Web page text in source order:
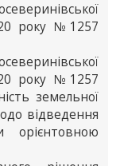
року №1257
року №1257
земельної
відведення
орієнтовною